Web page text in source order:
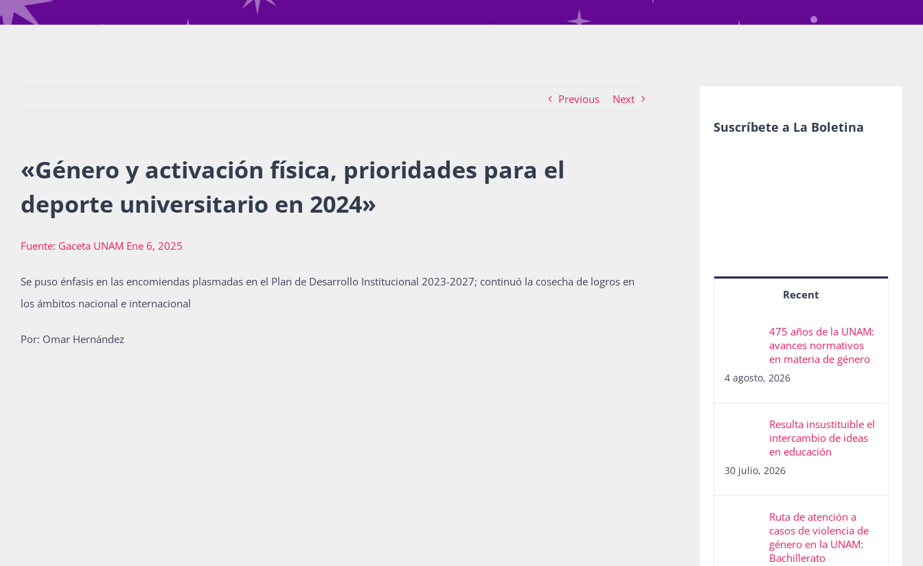
Previous Next
«Género y activación física, prioridades para el
deporte universitario en 2024»
Fuente: Gaceta UNAM Ene 6, 2025
Se puso énfasis en las encomiendas plasmadas en el Plan de Desarrollo Institucional 2023-2027; continuó la cosecha de logros en
los ámbitos nacional e internacional
Por: Omar Hernández
Suscríbete a La Boletina
Recent
475 años de la UNAM:
avances normativos
en materia de género
4 agosto, 2026
Resulta insustituible el
intercambio de ideas
en educación
30 julio, 2026
Ruta de atención a
casos de violencia de
género en la UNAM:
Bachillerato